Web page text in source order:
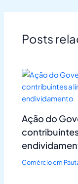
Posts
Ação do
Comércio em